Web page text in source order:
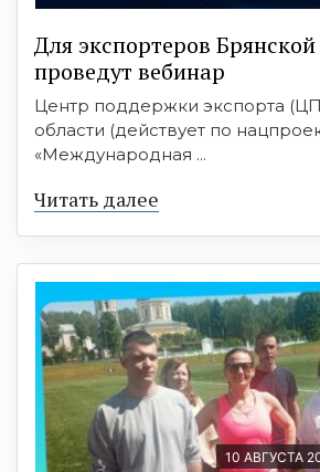
Для экспортеров
проведут вебинар
Центр поддержки экспорта
области (действует по
«Международная ...
Читать далее
10 АВГУСТА